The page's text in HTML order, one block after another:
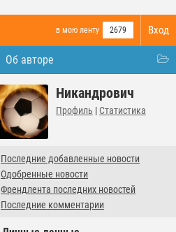
Вход
в мою ленту 2679
Об авторе
Никандрович
Профиль | Статистика
Последние добавленные новости
Одобренные новости
Френдлента последних новостей
Последние комментарии